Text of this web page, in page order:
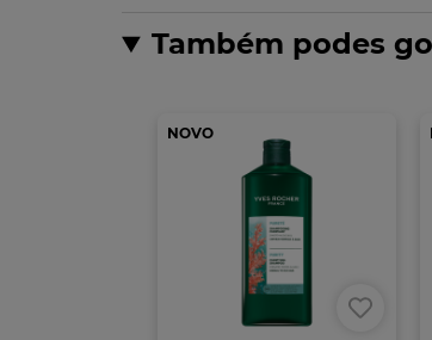
Também podes
NOVO